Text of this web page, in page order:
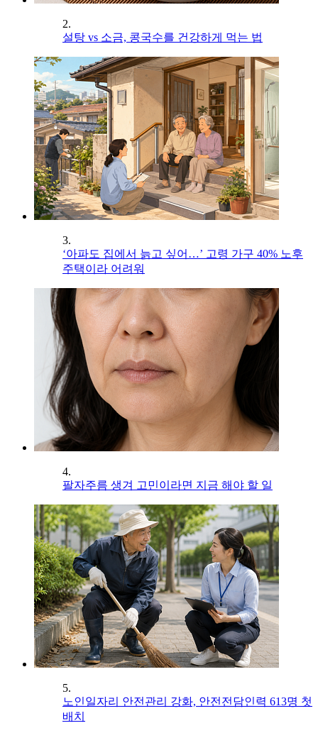
2.
설탕 vs 소금, 콩국수를 건강하게 먹는 법
3.
‘아파도 집에서 늙고 싶어…’ 고령 가구 40% 노후
주택이라 어려워
4.
팔자주름 생겨 고민이라면 지금 해야 할 일
5.
노인일자리 안전관리 강화, 안전전담인력 613명 첫
배치